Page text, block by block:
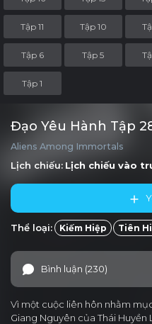
Tập 11 Tập 10
Tập 6 Tập 5
Tập 1
Đạo Yêu Hành Tập
Aliens Among Immortals
Lịch chiếu: Lịch chiếu vào
Thể loại: Kiếm Hiệp Tiên
Bình luận (230)
Vì một cuộc liên hôn nhằm
Giang Nguyên của Thái Huyền